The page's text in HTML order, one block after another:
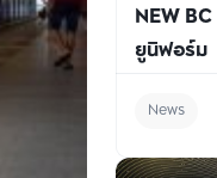
NEW
ยูนิฟอร์ม
News